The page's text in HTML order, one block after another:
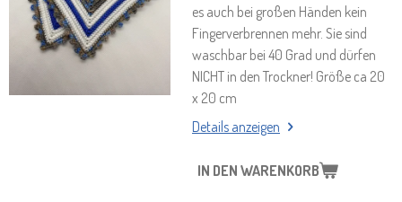
es auch bei großen Händen kein
Fingerverbrennen mehr. Sie sind
waschbar bei 40 Grad und dürfen
NICHT in den Trockner! Größe ca 20
x 20 cm
Details anzeigen
IN DEN WARENKORB